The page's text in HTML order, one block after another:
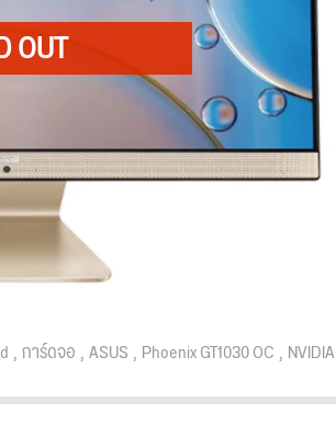
การ์ดจอ ASUS Phoenix GT1030 OC NVIDIA